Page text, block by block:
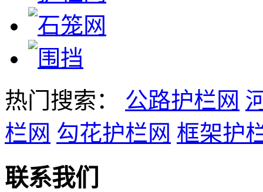
热门搜索： 公路护栏网
栏网 勾花护栏网 框架护
联系我们